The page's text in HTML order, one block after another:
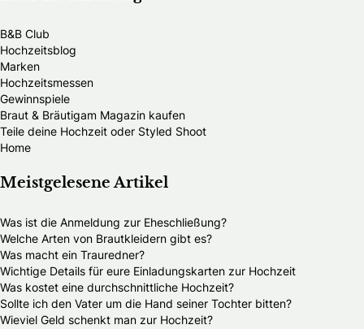
B&B Club
Hochzeitsblog
Marken
Hochzeitsmessen
Gewinnspiele
Braut & Bräutigam Magazin kaufen
Teile deine Hochzeit oder Styled Shoot
Home
Meistgelesene Artikel
Was ist die Anmeldung zur Eheschließung?
Welche Arten von Brautkleidern gibt es?
Was macht ein Trauredner?
Wichtige Details für eure Einladungskarten zur Hochzeit
Was kostet eine durchschnittliche Hochzeit?
Sollte ich den Vater um die Hand seiner Tochter bitten?
Wieviel Geld schenkt man zur Hochzeit?